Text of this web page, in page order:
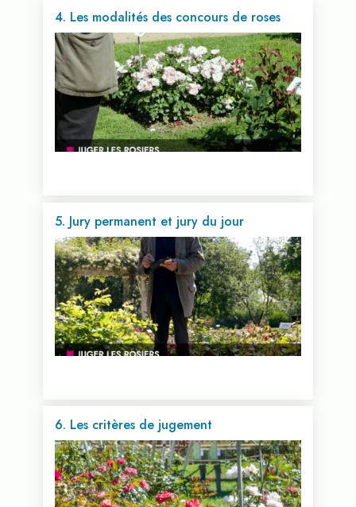
Voir cette vidéo...
4. Les modalités des concours de roses
Voir cette vidéo...
5. Jury permanent et jury du jour
Voir cette vidéo...
6. Les critères de jugement